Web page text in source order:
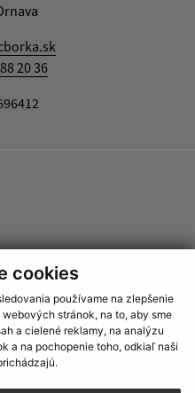
cookies
používame na zlepšenie
stránok, na to, aby sme
a cielené reklamy, na analýzu
a na pochopenie toho, odkiaľ naši
20 36